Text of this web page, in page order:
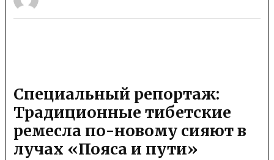
Специальный репортаж:
Традиционные тибетские
ремесла по-новому сияют в
лучах «Пояса и пути»